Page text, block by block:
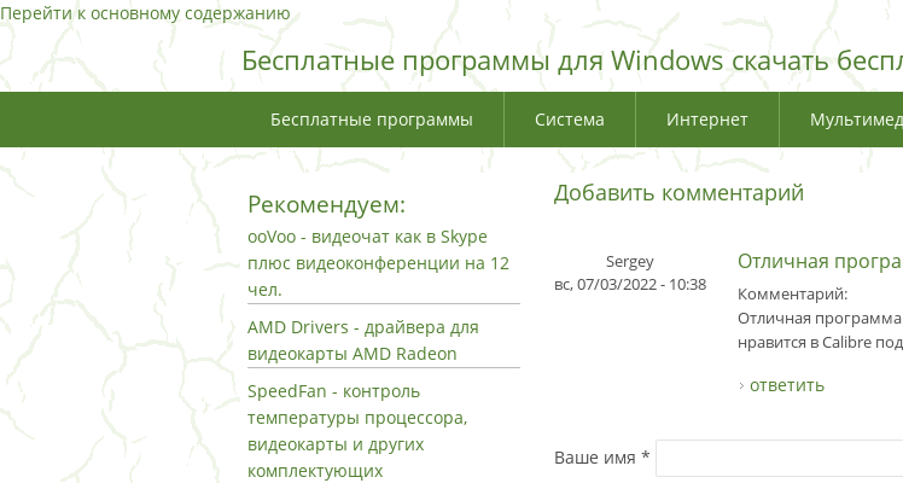
Перейти к основному содержанию
Бесплатные программы для Windows скачать
Бесплатные программы Система Интернет
Добавить комментарий
Sergey
вс, 07/03/2022 - 10:38
Отличная
Комментарий:
Отличная
нравится в Calibre
ответить
Ваше имя *
Рекомендуем:
ooVoo - видеочат как в Skype
плюс видеоконференции на 12
чел.
AMD Drivers - драйвера для
видеокарты AMD Radeon
SpeedFan - контроль
температуры процессора,
видеокарты и других
комплектующих